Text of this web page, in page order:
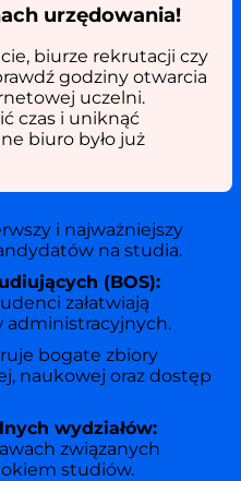
urzędowania!
biurze rekrutacji czy
godziny otwarcia
uczelni.
czas i uniknąć
biuro było już
i najważniejszy
na studia.
(BOS):
załatwiają
administracyjnych.
bogate zbiory
naukowej oraz dostęp
wydziałów:
związanych
studiów.